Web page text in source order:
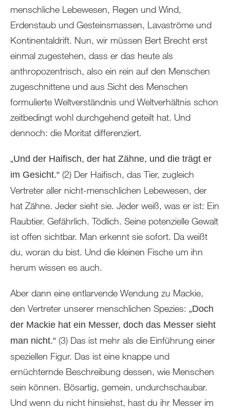
menschliche Lebewesen, Regen und Wind,
Erdenstaub und Gesteinsmassen, Lavaströme und
Kontinentaldrift. Nun, wir müssen Bert Brecht erst
einmal zugestehen, dass er das heute als
anthropozentrisch, also ein rein auf den Menschen
zugeschnittene und aus Sicht des Menschen
formulierte Weltverständnis und Weltverhältnis schon
zeitbedingt wohl durchgehend geteilt hat. Und
dennoch: die Moritat differenziert.
„Und der Haifisch, der hat Zähne, und die trägt er
im Gesicht.“ (2) Der Haifisch, das Tier, zugleich
Vertreter aller nicht-menschlichen Lebewesen, der
hat Zähne. Jeder sieht sie. Jeder weiß, was er ist: Ein
Raubtier. Gefährlich. Tödlich. Seine potenzielle Gewalt
ist offen sichtbar. Man erkennt sie sofort. Da weißt
du, woran du bist. Und die kleinen Fische um ihn
herum wissen es auch.
Aber dann eine entlarvende Wendung zu Mackie,
den Vertreter unserer menschlichen Spezies: „Doch
der Mackie hat ein Messer, doch das Messer sieht
man nicht.“ (3) Das ist mehr als die Einführung einer
speziellen Figur. Das ist eine knappe und
ernüchternde Beschreibung dessen, wie Menschen
sein können. Bösartig, gemein, undurchschaubar.
Und wenn du nicht hinsiehst, hast du ihr Messer im